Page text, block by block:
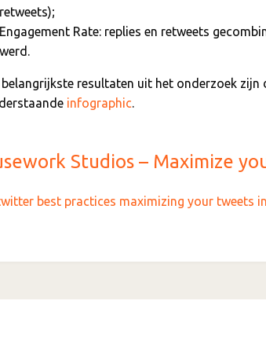
retweets);
Engagement Rate: replies en retweets
werd.
belangrijkste resultaten uit het onderzoek zijn
infographic.
Studios – Maximize